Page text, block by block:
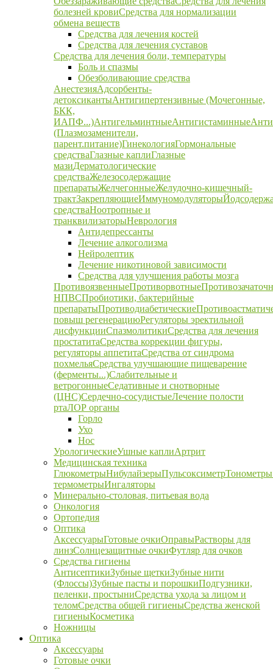
болезней кровиСредства для нормализации
обмена веществ
Средства для лечения костей
Средства для лечения суставов
Средства для лечения боли, температуры
Боль и спазмы
Обезболивающие средства
АнестезияАдсорбенты-
детоксикантыАнтигипертензивные (Мочегонные,
БКК,
ИАПФ...)АнтигельминтныеАнтигистаминные
(Плазмозаменители,
парент.питание)ГинекологияГормональные
средстваГлазные каплиГлазные
мазиДерматологические
средстваЖелезосодержащие
препаратыЖелчегонныеЖелудочно-кишечный-
трактЗакрепляющиеИммуномодуляторы
средстваНоотропные и
транквилизаторыНеврология
Антидепрессанты
Лечение алкоголизма
Нейролептик
Лечение никотиновой зависимости
Средства для улучшения работы мозга
ПротивоязвенныеПротиворвотные
НПВСПробиотики, бактерийные
препаратыПротиводиабетические
повыш регенерациюРегуляторы эректильной
дисфункцииСпазмолитикиСредства для лечения
простатитаСредства коррекции фигуры,
регуляторы аппетитаСредства от синдрома
похмельяСредства улучшающие пищеварение
(ферменты...)Слабительные и
ветрогонныеСедативные и снотворные
(ЦНС)Сердечно-сосудистыеЛечение полости
ртаЛОР органы
Горло
Ухо
Нос
УрологическиеУшные каплиАртрит
Медицинская техника
ГлюкометрыНибулайзерыПульсоксиметрТонометры
термометрыИнгаляторы
Минерально-столовая, питьевая вода
Онкология
Ортопедия
Оптика
АксессуарыГотовые очкиОправыРастворы для
линзСолнцезащитные очкиФутляр для очков
Средства гигиены
АнтисептикиЗубные щеткиЗубные нити
(Флоссы)Зубные пасты и порошкиПодгузники,
пеленки, простыниСредства ухода за лицом и
теломСредства общей гигиеныСредства женской
гигиеныКосметика
Ножницы
Оптика
Аксессуары
Готовые очки